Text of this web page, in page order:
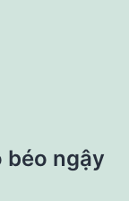
béo ngậy